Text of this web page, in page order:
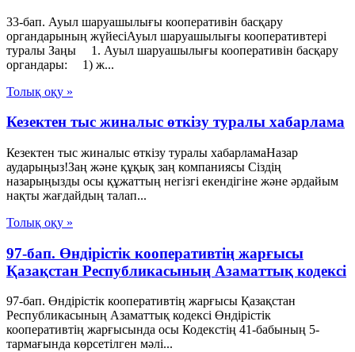
33-бап. Ауыл шаруашылығы кооперативін басқару
органдарының жүйесіАуыл шаруашылығы кооперативтері
туралы Заңы 1. Ауыл шаруашылығы кооперативін басқару
органдары: 1) ж...
Толық оқу »
Кезектен тыс жиналыс өткізу туралы хабарлама
Кезектен тыс жиналыс өткізу туралы хабарламаНазар
аударыңыз!Заң және құқық заң компаниясы Сіздің
назарыңызды осы құжаттың негізгі екендігіне және әрдайым
нақты жағдайдың талап...
Толық оқу »
97-бап. Өндiрiстiк кооперативтiң жарғысы
Қазақстан Республикасының Азаматтық кодексi
97-бап. Өндiрiстiк кооперативтiң жарғысы Қазақстан
Республикасының Азаматтық кодексi Өндiрiстiк
кооперативтiң жарғысында осы Кодекстiң 41-бабының 5-
тармағында көрсетiлген мәлi...